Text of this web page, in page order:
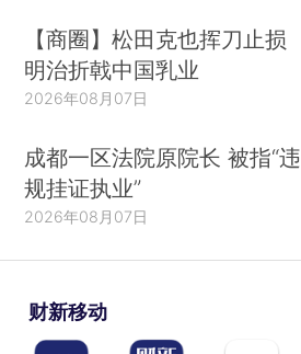
【商圈】松田克也挥刀止损
明治折戟中国乳业
2026年08月07日
成都一区法院原院长 被指“违
规挂证执业”
2026年08月07日
财新移动